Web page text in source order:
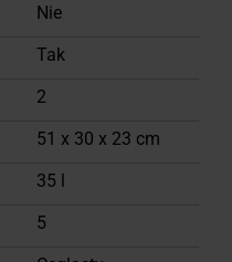
Nie
Tak
2
51 x 30 x 23 cm
35 l
5